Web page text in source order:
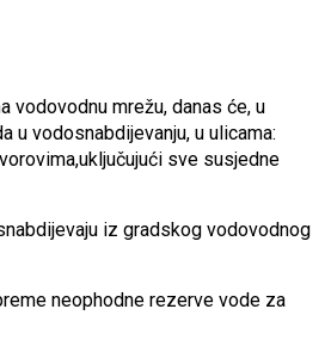
vodovodnu mrežu, danas će, u
u vodosnabdijevanju, u ulicama:
sve susjedne
iz gradskog vodovodnog
neophodne rezerve vode za